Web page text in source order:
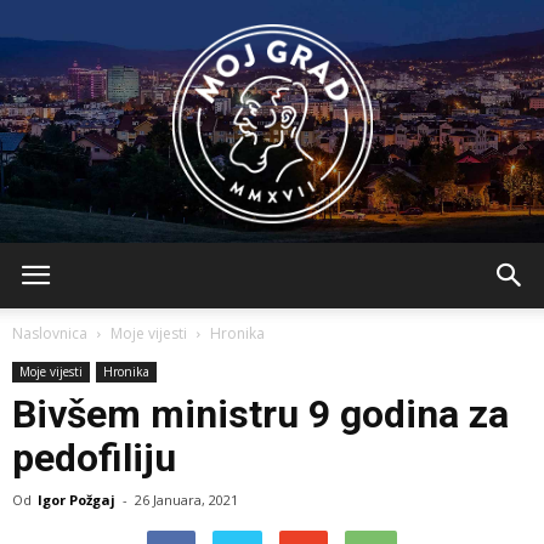
Naslovnica Moje vijesti Hronika
Moje vijesti Hronika
Bivšem ministru 9 godina za
pedofiliju
Od Igor Požgaj - 26 Januara, 2021